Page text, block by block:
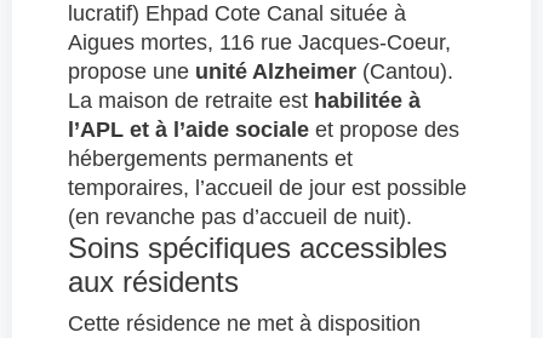
lucratif) Ehpad Cote Canal située à
Aigues mortes, 116 rue Jacques-Coeur,
propose une unité Alzheimer (Cantou).
La maison de retraite est habilitée à
l’APL et à l’aide sociale et propose des
hébergements permanents et
temporaires, l’accueil de jour est possible
(en revanche pas d’accueil de nuit).
Soins spécifiques accessibles
aux résidents
Cette résidence ne met à disposition